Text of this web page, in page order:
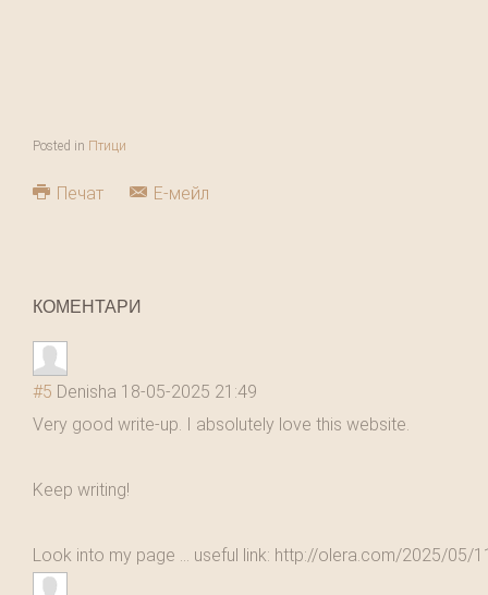
Posted in Птици
Печат Е-мейл
КОМЕНТАРИ
#5 Denisha 18-05-2025 21:49
Very good write-up. I absolutely love this website.
Keep writing!
Look into my page ... useful link: http://olera.com/2025/05/